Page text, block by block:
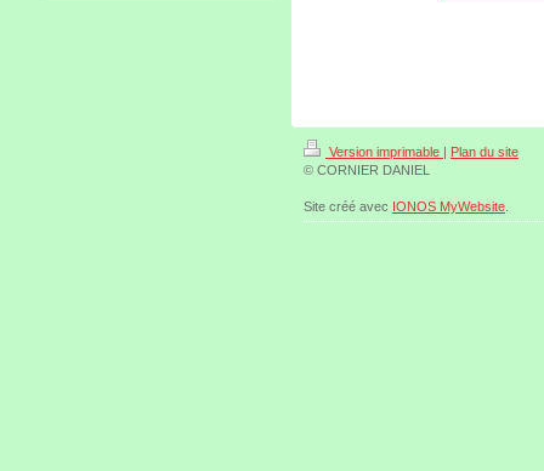
Version imprimable | Plan du site
© CORNIER DANIEL
Site créé avec IONOS MyWebsite